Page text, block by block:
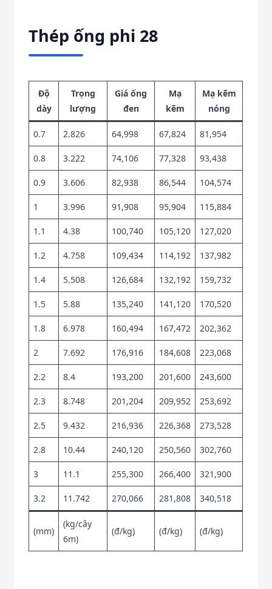
Thép ống phi 28
Độ
dày
Trọng
lượng
Giá ống
đen
Mạ
kẽm
Mạ kẽm
nóng
0.7 2.826 64,998 67,824 81,954
0.8 3.222 74,106 77,328 93,438
0.9 3.606 82,938 86,544 104,574
1 3.996 91,908 95,904 115,884
1.1 4.38 100,740 105,120 127,020
1.2 4.758 109,434 114,192 137,982
1.4 5.508 126,684 132,192 159,732
1.5 5.88 135,240 141,120 170,520
1.8 6.978 160,494 167,472 202,362
2 7.692 176,916 184,608 223,068
2.2 8.4 193,200 201,600 243,600
2.3 8.748 201,204 209,952 253,692
2.5 9.432 216,936 226,368 273,528
2.8 10.44 240,120 250,560 302,760
3 11.1 255,300 266,400 321,900
3.2 11.742 270,066 281,808 340,518
(mm)
(kg/cây
6m)
(đ/kg) (đ/kg) (đ/kg)